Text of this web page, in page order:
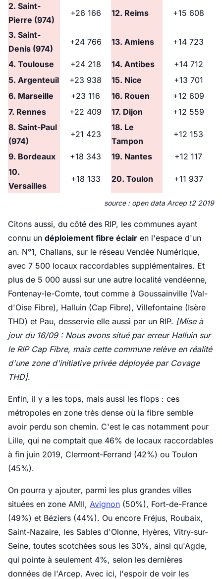
2. Saint-
Pierre (974)
+26 166 12. Reims +15 608
3. Saint-
Denis (974)
+24 766 13. Amiens +14 723
4. Toulouse +24 218 14. Antibes
+14 712
5. Argenteuil
+23 938 15. Nice
+13 701
6. Marseille
+23 116 16. Rouen
+12 609
7. Rennes
+22 409 17. Dijon
+12 559
8. Saint-Paul
(974)
+21 423
18. Le
Tampon
+12 153
9. Bordeaux +18 343 19. Nantes
+12 117
10.
Versailles
+18 133 20. Toulon +11 937
source : open data Arcep t2 2019
Citons aussi, du côté des RIP, les communes ayant
connu un déploiement fibre éclair en l'espace d'un
an. N°1, Challans, sur le réseau Vendée Numérique,
avec 7 500 locaux raccordables supplémentaires. Et
plus de 5 000 aussi sur une autre localité vendéenne,
Fontenay-le-Comte, tout comme à Goussainville (Val-
d'Oise Fibre), Halluin (Cap Fibre), Villefontaine (Isère
THD) et Pau, desservie elle aussi par un RIP. [Mise à
jour du 16/09 : Nous avons situé par erreur Halluin sur
le RIP Cap Fibre, mais cette commune relève en réalité
d'une zone d'initiative privée déployée par Covage
THD].
Enfin, il y a les tops, mais aussi les flops : ces
métropoles en zone très dense où la fibre semble
avoir perdu son chemin. C'est le cas notamment pour
Lille, qui ne comptait que 46% de locaux raccordables
à fin juin 2019, Clermont-Ferrand (42%) ou Toulon
(45%).
On pourra y ajouter, parmi les plus grandes villes
situées en zone AMII, Avignon (50%), Fort-de-France
(49%) et Béziers (44%). Ou encore Fréjus, Roubaix,
Saint-Nazaire, les Sables d'Olonne, Hyères, Vitry-sur-
Seine, toutes scotchées sous les 30%, ainsi qu'Agde,
qui pointe à seulement 4%, selon les dernières
données de l'Arcep. Avec ici, l'espoir de voir les